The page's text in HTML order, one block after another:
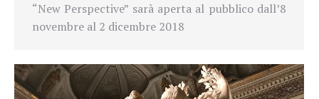
“New Perspective” sarà aperta al pubblico dall’8
novembre al 2 dicembre 2018